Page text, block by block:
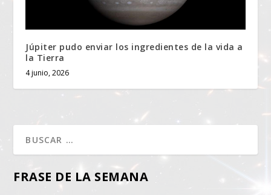
Júpiter pudo enviar los ingredientes de la vida a
la Tierra
4 junio, 2026
FRASE DE LA SEMANA